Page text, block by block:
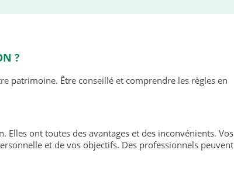
?
patrimoine. Être conseillé et comprendre les règles en
ont toutes des avantages et des inconvénients. Vos
et de vos objectifs. Des professionnels peuvent